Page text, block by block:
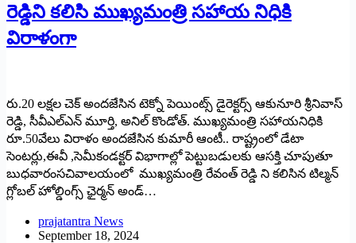
‌రెడ్డిని కలిసి ముఖ్యమంత్రి సహాయ నిధికి
విరాళంగా
రు.20 లక్షల చెక్‌ అం‌దజేసిన టెక్నో పెయింట్స్ ‌డైరెక్టర్స్ ఆకునూరి శ్రీనివాస్‌
‌రెడ్డి, సీవీఎల్‌ఎన్‌ ‌మూర్తి, అనిల్‌ ‌కొండోత్‌. ముఖ్యమంత్రి సహాయనిధికి
రూ.50వేలు విరాళం అందజేసిన కుమారీ ఆంటీ.. రాష్ట్రంలో డేటా
సెంటర్లు,ఈవీ ,సెమీకండక్టర్‌ విభాగాల్లో పెట్టుబడులకు ఆసక్తి చూపుతూ
బుధవారంసచివాలయంలో ముఖ్యమంత్రి రేవంత్‌ రెడ్డి ని కలిసిన టిల్మన్‌
గ్లోబల్‌ హోల్డింగ్స్‌ ఛైర్మన్‌ అండ్‌…
prajatantra News
September 18, 2024